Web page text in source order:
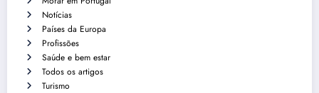
Notícias
Países da Europa
Profissões
Saúde e bem estar
Todos os artigos
Turismo